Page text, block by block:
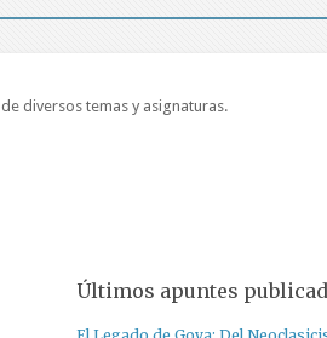
de diversos temas y asignaturas.
Últimos apuntes